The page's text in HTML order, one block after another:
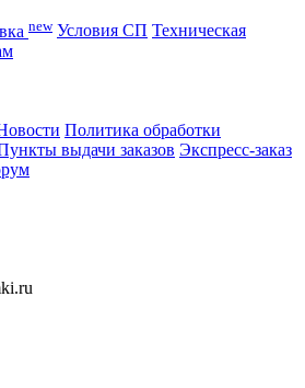
new Условия СП Техническая
Политика обработки
выдачи заказов Экспресс-заказ